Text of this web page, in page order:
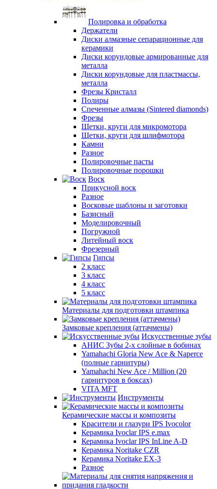
Полировка и обработка
Держатели
Диски алмазные сепарационные для
керамики
Диски корундовые армированные для
металла
Диски корундовые для пластмассы,
металла
Фрезы Кристалл
Полиры
Спеченные алмазы (Sintered diamonds)
Фрезы
Щетки, круги для микромотора
Щетки, круги для шлифмотора
Камни
Разное
Полировочные пасты
Полировочные порошки
Воск
Прикусной воск
Разное
Восковые шаблоны и заготовки
Базисный
Моделировочный
Погружной
Литейный воск
Фрезерный
Гипсы
2 класс
3 класс
4 класс
5 класс
Материалы для подготовки штампика
Замковые крепления (аттачмены)
Искусственные зубы
АНИС Зубы 2-х слойные в бобинах
Yamahachi Gloria New Ace & Naperce
(полные гарнитуры)
Yamahachi New Ace / Million (20
гарнитуров в боксах)
VITA MFT
Инструменты
Керамические массы и композиты
Красители и глазури IPS Ivocolor
Керамика Ivoclar IPS e.max
Керамика Ivoclar IPS InLine A-D
Керамика Noritake CZR
Керамика Noritake EX-3
Разное